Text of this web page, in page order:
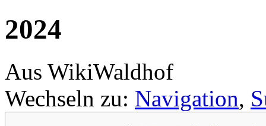
2024
Aus WikiWaldhof
Wechseln zu: Navigation,